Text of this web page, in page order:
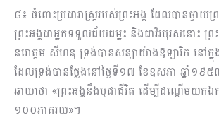
៨៖ ចំពោះប្រជារាស្ត្ររបស់ព្រះអង្គ ដែលបានថ្វា
ព្រះអង្គជាអ្នកទទួលជ័យជម្នះ និងជាវីរបុរសនោះ ព្
នរោត្តម សីហនុ ទ្រង់បានសន្យាយ៉ាងឱឡារិក នៅក្នុ
ដែលទ្រង់បានថ្លែងនៅថ្ងៃទី១៧ ខែឧសភា ឆ្នាំ១៩៥
ឆាយាថា «ព្រះអង្គនឹងបូជាជីវិត ដើម្បីដណ្ដើមយកឯ
១០០ភាគរយ»។